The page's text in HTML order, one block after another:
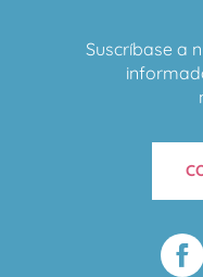
Suscríbase a